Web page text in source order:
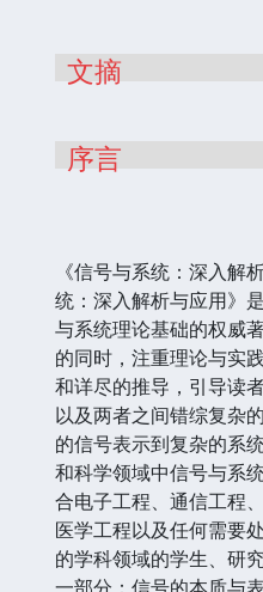
文摘
序言
《信号与系统：深入解
统：深入解析与应用》
与系统理论基础的权威
的同时，注重理论与实
和详尽的推导，引导读
以及两者之间错综复杂
的信号表示到复杂的系
和科学领域中信号与系
合电子工程、通信工程
医学工程以及任何需要
的学科领域的学生、研